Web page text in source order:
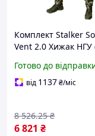
Комплект Stalker
Vent 2.0 Хижак НГУ
вологостійкий,
вітростійкий, для
Готово до
від 1137₴/міс
6 821 ₴
8 526.25 ₴